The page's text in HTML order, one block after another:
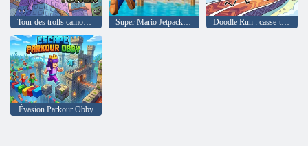
Super Mario Jetpack Rush
Évasion Parkour Obby